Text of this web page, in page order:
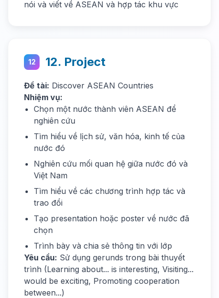
nói và viết về ASEAN và hợp tác khu vực
12 12. Project
Đề tài: Discover ASEAN Countries
Nhiệm vụ:
Chọn một nước thành viên ASEAN để
nghiên cứu
Tìm hiểu về lịch sử, văn hóa, kinh tế của
nước đó
Nghiên cứu mối quan hệ giữa nước đó và
Việt Nam
Tìm hiểu về các chương trình hợp tác và
trao đổi
Tạo presentation hoặc poster về nước đã
chọn
Trình bày và chia sẻ thông tin với lớp
Yêu cầu: Sử dụng gerunds trong bài thuyết
trình (Learning about... is interesting, Visiting...
would be exciting, Promoting cooperation
between...)